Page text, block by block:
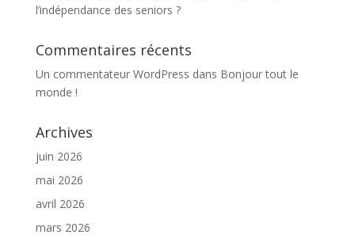
l’indépendance des seniors ?
Commentaires récents
Un commentateur WordPress dans Bonjour tout le
monde !
Archives
juin 2026
mai 2026
avril 2026
mars 2026